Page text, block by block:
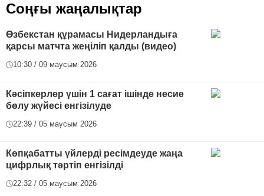
Соңғы жаңалықтар
Өзбекстан құрамасы Нидерландыға
қарсы матчта жеңіліп қалды (видео)
10:30 / 09 маусым 2026
Кәсіпкерлер үшін 1 сағат ішінде несие
бөлу жүйесі енгізілуде
22:39 / 05 маусым 2026
Көпқабатты үйлерді ресімдеуде жаңа
цифрлық тәртіп енгізілді
22:32 / 05 маусым 2026